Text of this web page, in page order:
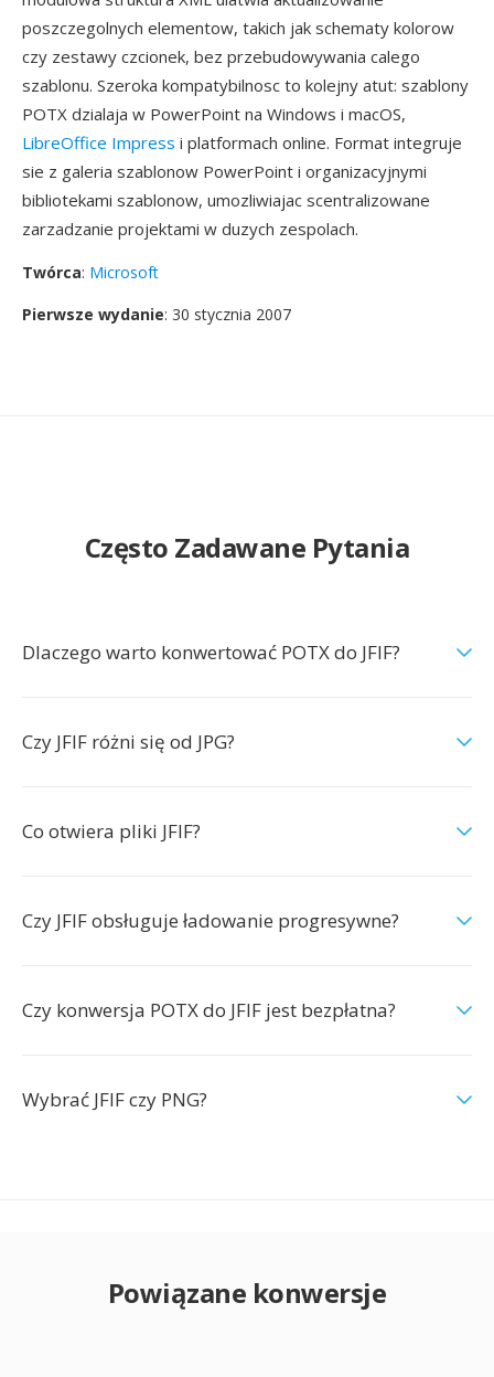
poszczegolnych elementow, takich jak schematy kolorow
czy zestawy czcionek, bez przebudowywania calego
szablonu. Szeroka kompatybilnosc to kolejny atut: szablony
POTX dzialaja w PowerPoint na Windows i macOS,
LibreOffice Impress i platformach online. Format integruje
sie z galeria szablonow PowerPoint i organizacyjnymi
bibliotekami szablonow, umozliwiajac scentralizowane
zarzadzanie projektami w duzych zespolach.
Twórca: Microsoft
Pierwsze wydanie: 30 stycznia 2007
Często Zadawane Pytania
Dlaczego warto konwertować POTX do JFIF?
Czy JFIF różni się od JPG?
Co otwiera pliki JFIF?
Czy JFIF obsługuje ładowanie progresywne?
Czy konwersja POTX do JFIF jest bezpłatna?
Wybrać JFIF czy PNG?
Powiązane konwersje